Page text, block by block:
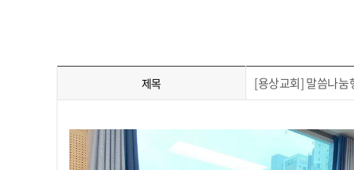
제목 [용상교회] 말씀나눔